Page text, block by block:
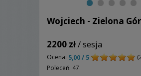
Wojciech - Zielona
2200 zł/ sesja
Ocena: 5,00 / 5
Poleceń: 47